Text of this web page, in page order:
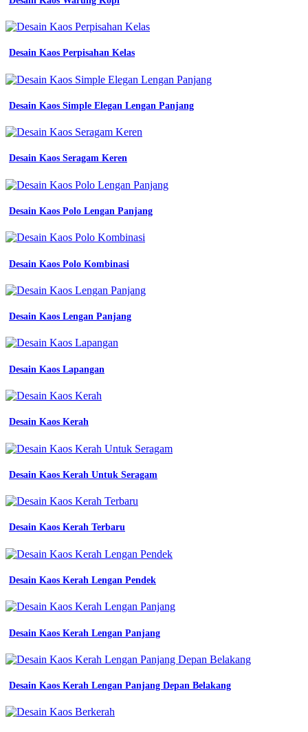
Desain Kaos Perpisahan Kelas
Desain Kaos Simple Elegan Lengan Panjang
Desain Kaos Seragam Keren
Desain Kaos Polo Lengan Panjang
Desain Kaos Polo Kombinasi
Desain Kaos Lengan Panjang
Desain Kaos Lapangan
Desain Kaos Kerah
Desain Kaos Kerah Untuk Seragam
Desain Kaos Kerah Terbaru
Desain Kaos Kerah Lengan Pendek
Desain Kaos Kerah Lengan Panjang
Desain Kaos Kerah Lengan Panjang Depan Belakang